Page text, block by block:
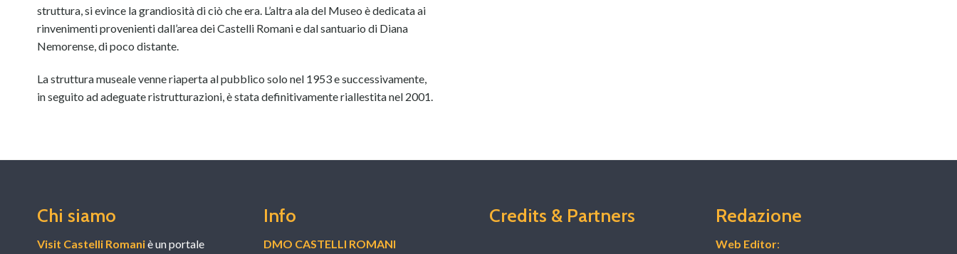
struttura, si evince la grandiosità di ciò che era. L’altra ala del Museo è dedicata ai
rinvenimenti provenienti dall’area dei Castelli Romani e dal santuario di Diana
Nemorense, di poco distante.
La struttura museale venne riaperta al pubblico solo nel 1953 e successivamente,
in seguito ad adeguate ristrutturazioni, è stata definitivamente riallestita nel 2001.
Chi siamo
Visit Castelli Romaniè un portale
Info
DMO CASTELLI ROMANI
Credits & Partners Redazione
Web Editor: